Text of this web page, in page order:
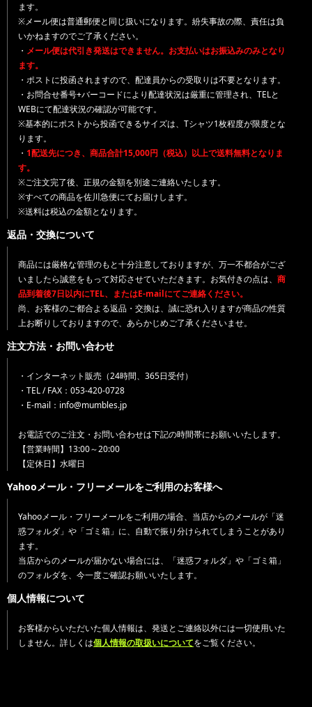
ます。
※メール便は普通郵便と同じ扱いになります。紛失事故の際、責任は負
いかねますのでご了承ください。
・ メール便は代引き発送はできません。お支払いはお振込みのみとなり
ます。
・ポストに投函されますので、配達員からの受取りは不要となります。
・お問合せ番号+バーコードにより配達状況は厳重に管理され、TELと
WEBにて配達状況の確認が可能です。
※基本的にポストから投函できるサイズは、Tシャツ1枚程度が限度とな
ります。
・ 1配送先につき、商品合計15,000円（税込）以上で送料無料となりま
す。
※ご注文完了後、正規の金額を別途ご連絡いたします。
※すべての商品を佐川急便にてお届けします。
※送料は税込の金額となります。
返品・交換について
商品には厳格な管理のもと十分注意しておりますが、万一不都合がござ
いましたら誠意をもって対応させていただきます。お気付きの点は、 商
品到着後7日以内にTEL、またはE-mailにてご連絡ください。
尚、お客様のご都合よる返品・交換は、誠に恐れ入りますが商品の性質
上お断りしておりますので、あらかじめご了承くださいませ。
注文方法・お問い合わせ
・インターネット販売（24時間、365日受付）
・TEL / FAX：053-420-0728
・E-mail：info@mumbles.jp
お電話でのご注文・お問い合わせは下記の時間帯にお願いいたします。
【営業時間】13:00～20:00
【定休日】水曜日
Yahooメール・フリーメールをご利用のお客様へ
Yahooメール・フリーメールをご利用の場合、当店からのメールが「迷
惑フォルダ」や「ゴミ箱」に、自動で振り分けられてしまうことがあり
ます。
当店からのメールが届かない場合には、「迷惑フォルダ」や「ゴミ箱」
のフォルダを、今一度ご確認お願いいたします。
個人情報について
お客様からいただいた個人情報は、発送とご連絡以外には一切使用いた
しません。詳しくは個人情報の取扱いについてをご覧ください。